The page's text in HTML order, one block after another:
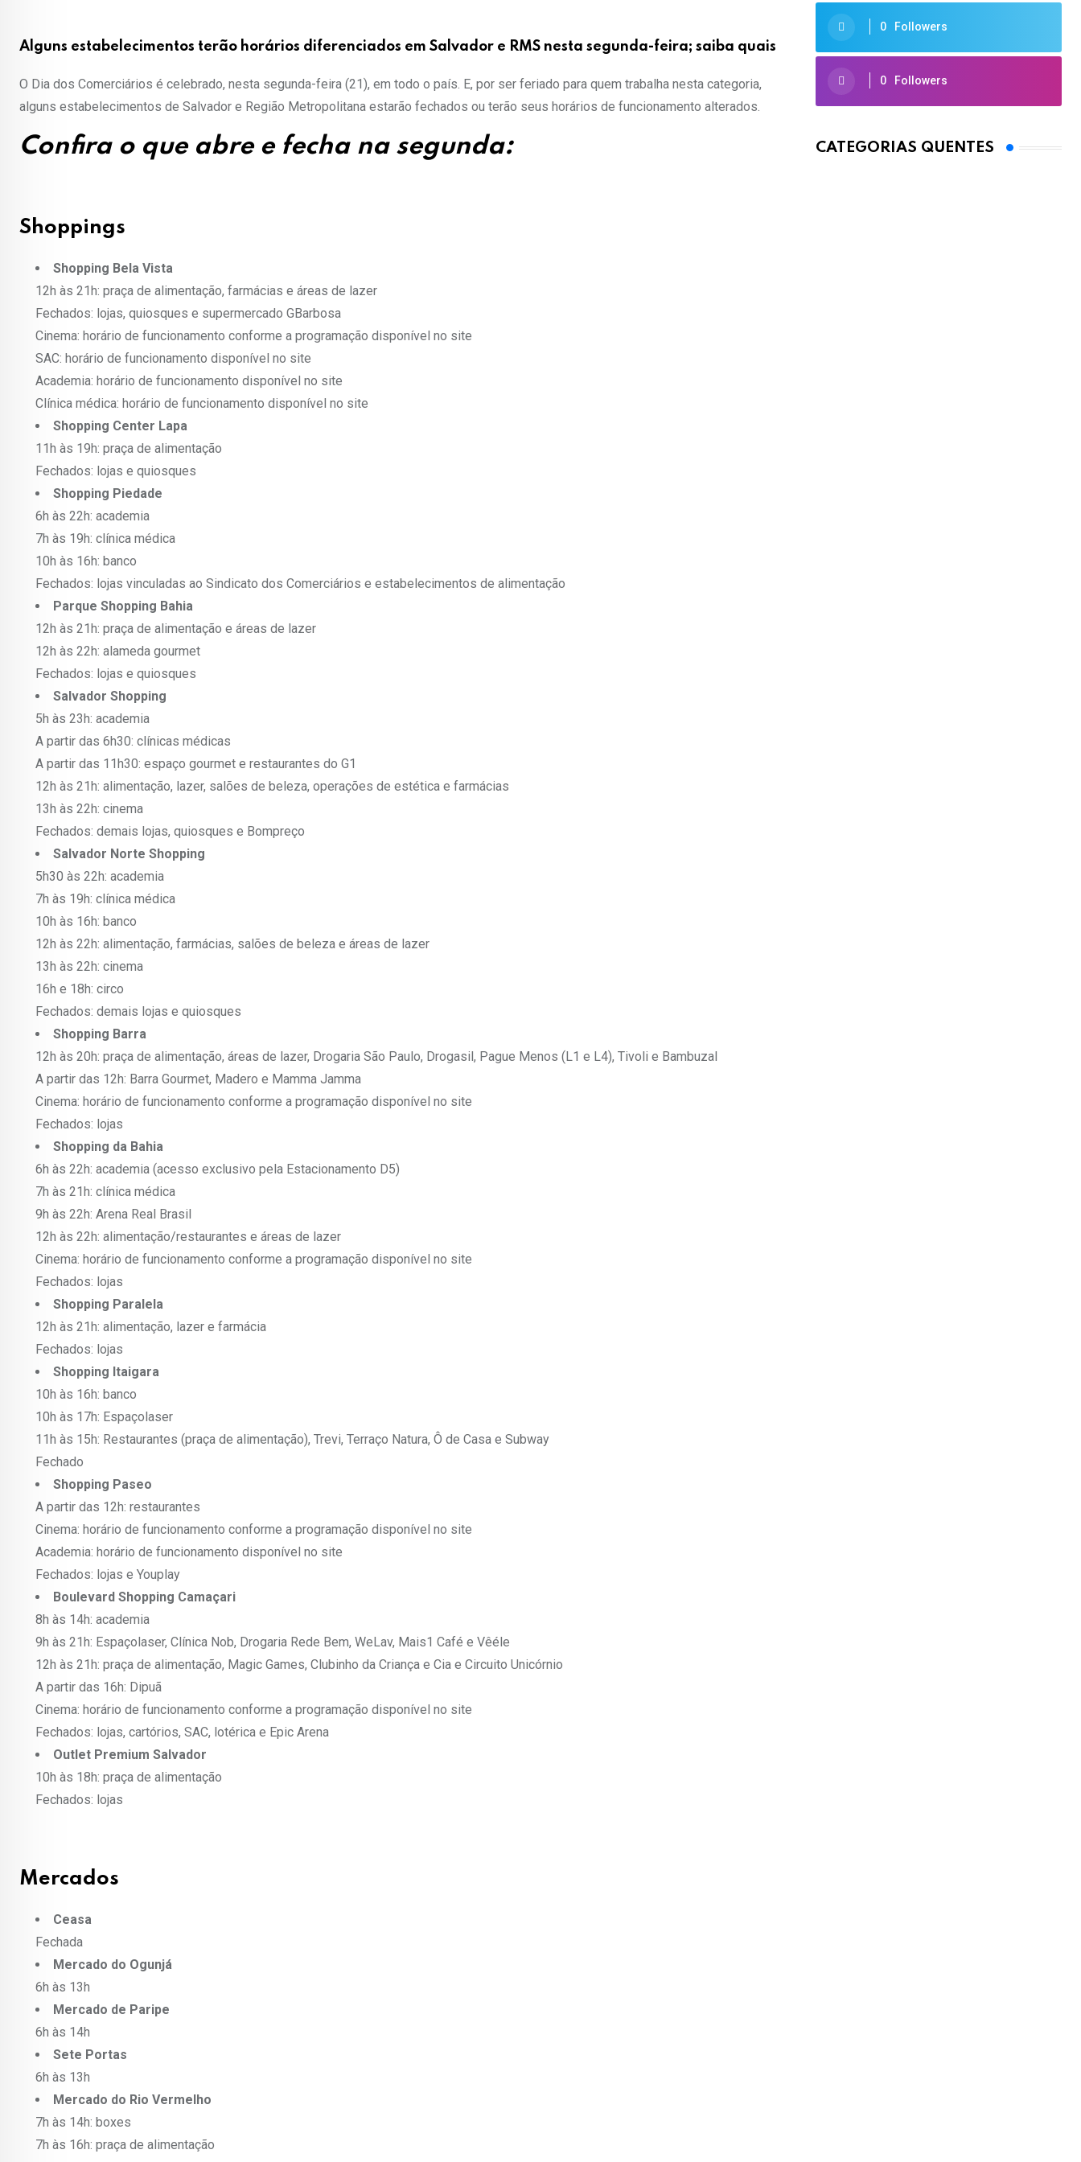
Alguns estabelecimentos terão horários diferenciados em Salvador e RMS nesta segunda-feira; saiba quais
O Dia dos Comerciários é celebrado, nesta segunda-feira (21), em todo o país. E, por ser feriado para quem trabalha nesta categoria,
alguns estabelecimentos de Salvador e Região Metropolitana estarão fechados ou terão seus horários de funcionamento alterados.
Confira o que abre e fecha na segunda:
Shoppings
Shopping Bela Vista
12h às 21h: praça de alimentação, farmácias e áreas de lazer
Fechados: lojas, quiosques e supermercado GBarbosa
Cinema: horário de funcionamento conforme a programação disponível no site
SAC: horário de funcionamento disponível no site
Academia: horário de funcionamento disponível no site
Clínica médica: horário de funcionamento disponível no site
Shopping Center Lapa
11h às 19h: praça de alimentação
Fechados: lojas e quiosques
Shopping Piedade
6h às 22h: academia
7h às 19h: clínica médica
10h às 16h: banco
Fechados: lojas vinculadas ao Sindicato dos Comerciários e estabelecimentos de alimentação
Parque Shopping Bahia
12h às 21h: praça de alimentação e áreas de lazer
12h às 22h: alameda gourmet
Fechados: lojas e quiosques
Salvador Shopping
5h às 23h: academia
A partir das 6h30: clínicas médicas
A partir das 11h30: espaço gourmet e restaurantes do G1
12h às 21h: alimentação, lazer, salões de beleza, operações de estética e farmácias
13h às 22h: cinema
Fechados: demais lojas, quiosques e Bompreço
Salvador Norte Shopping
5h30 às 22h: academia
7h às 19h: clínica médica
10h às 16h: banco
12h às 22h: alimentação, farmácias, salões de beleza e áreas de lazer
13h às 22h: cinema
16h e 18h: circo
Fechados: demais lojas e quiosques
Shopping Barra
12h às 20h: praça de alimentação, áreas de lazer, Drogaria São Paulo, Drogasil, Pague Menos (L1 e L4), Tivoli e Bambuzal
A partir das 12h: Barra Gourmet, Madero e Mamma Jamma
Cinema: horário de funcionamento conforme a programação disponível no site
Fechados: lojas
Shopping da Bahia
6h às 22h: academia (acesso exclusivo pela Estacionamento D5)
7h às 21h: clínica médica
9h às 22h: Arena Real Brasil
12h às 22h: alimentação/restaurantes e áreas de lazer
Cinema: horário de funcionamento conforme a programação disponível no site
Fechados: lojas
Shopping Paralela
12h às 21h: alimentação, lazer e farmácia
Fechados: lojas
Shopping Itaigara
10h às 16h: banco
10h às 17h: Espaçolaser
11h às 15h: Restaurantes (praça de alimentação), Trevi, Terraço Natura, Ô de Casa e Subway
Fechado
Shopping Paseo
A partir das 12h: restaurantes
Cinema: horário de funcionamento conforme a programação disponível no site
Academia: horário de funcionamento disponível no site
Fechados: lojas e Youplay
Boulevard Shopping Camaçari
8h às 14h: academia
9h às 21h: Espaçolaser, Clínica Nob, Drogaria Rede Bem, WeLav, Mais1 Café e Vêéle
12h às 21h: praça de alimentação, Magic Games, Clubinho da Criança e Cia e Circuito Unicórnio
A partir das 16h: Dipuã
Cinema: horário de funcionamento conforme a programação disponível no site
Fechados: lojas, cartórios, SAC, lotérica e Epic Arena
Outlet Premium Salvador
10h às 18h: praça de alimentação
Fechados: lojas
Mercados
Ceasa
Fechada
Mercado do Ogunjá
6h às 13h
Mercado de Paripe
6h às 14h
Sete Portas
6h às 13h
Mercado do Rio Vermelho
7h às 14h: boxes
7h às 16h: praça de alimentação
0 Followers
0 Followers
CATEGORIAS QUENTES